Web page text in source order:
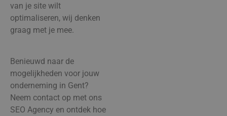
van je site wilt
optimaliseren, wij denken
graag met je mee.
Benieuwd naar de
mogelijkheden voor jouw
onderneming in Gent?
Neem contact op met ons
SEO Agency en ontdek hoe